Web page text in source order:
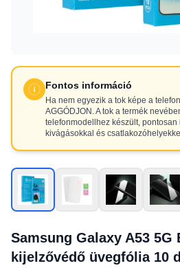
Fontos információ
Ha nem egyezik a tok képe a
AGGÓDJON. A tok a termék
telefonmodellhez készült, pontosan
kivágásokkal és
Samsung Galaxy A53 5G
kijelzővédő üvegfólia 10